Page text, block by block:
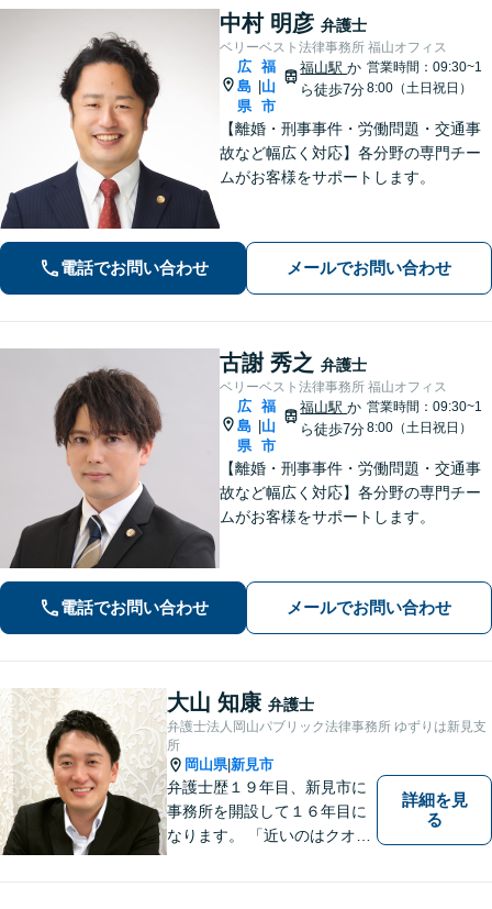
中村 明彦 弁護士
ベリーベスト法律事務所 福山オフィス
広
島
県
福
山
市
福山駅か
ら徒歩7分
営業時間：09:30~1
8:00（土日祝日）
【離婚・刑事事件・労働問題・交通事
故など幅広く対応】各分野の専門チー
ムがお客様をサポートします。
電話でお問い合わせ メールでお問い合わせ
古謝 秀之 弁護士
ベリーベスト法律事務所 福山オフィス
広
島
県
福
山
市
福山駅か
ら徒歩7分
営業時間：09:30~1
8:00（土日祝日）
【離婚・刑事事件・労働問題・交通事
故など幅広く対応】各分野の専門チー
ムがお客様をサポートします。
電話でお問い合わせ メールでお問い合わせ
大山 知康 弁護士
弁護士法人岡山パブリック法律事務所 ゆずりは新見支
所
岡山県|新見市
弁護士歴１９年目、新見市に
事務所を開設して１６年目に
なります。 「近いのはクオリ
皆さまに距離的にも精神的に
詳細を見
る